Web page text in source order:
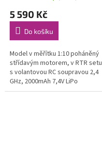
5 590 Kč
Do košíku
Model v měřítku 1:10 poháněný
střídavým motorem, v RTR setu
s volantovou RC soupravou 2,4
GHz, 2000mAh 7,4V LiPo
pohonným akumulátorem a